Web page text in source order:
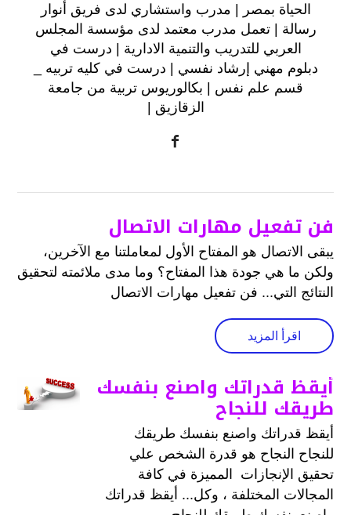
الحياة بمصر | ‏مدرب واستشاري‏ لدى فريق أنوار
رسالة | تعمل مدرب معتمد‏ لدى ‏مؤسسة المجلس
العربي للتدريب والتنمية الادارية | درست في
‏دبلوم مهني إرشاد نفسي‏ | درست في ‏كليه تربيه _
قسم علم نفس‏ | بكالوريوس تربية من ‏جامعة
الزقازيق‏ |
فن تفعيل مهارات الاتصال
يبقى الاتصال هو المفتاح الأول لمعاملتنا مع الآخرين،
ولكن ما هي جودة هذا المفتاح؟ وما مدى ملائمته لتحقيق
النتائج التي... فن تفعيل مهارات الاتصال
اقرأ المزيد
أيقظ قدراتك واصنع بنفسك
طريقك للنجاح
أيقظ قدراتك واصنع بنفسك طريقك
للنجاح النجاح هو قدرة الشخص علي
تحقيق الإنجازات المميزة في كافة
المجالات المختلفة ، وكل... أيقظ قدراتك